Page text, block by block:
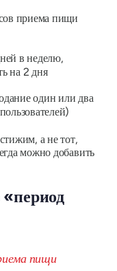
приема пищи
в неделю,
на 2 дня
один или два
а не тот,
можно добавить